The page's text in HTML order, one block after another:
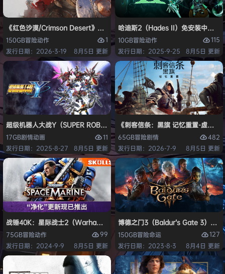
《红色沙漠/Crimson Desert》免安装中文版
150GB冒险动作
1
发行日期：2026-3-19
8月5日 更新
哈迪斯2（Hades II）免安装中文版
10GB冒险动作
115
发行日期：2025-9-25
8月5日 更新
超级机器人大战Y（SUPER ROBOT WARS Y）免安装中文版
17GB剧情动画
11
发行日期：2025-8-27
8月5日 更新
《刺客信条：黑旗 记忆重置-虚拟
65GB冒险剧情
482
发行日期：2026-7-9
8月5日 更新
战锤40K：星际战士2（Warhammer 40,000: Space Marine 2）免安装
75GB冒险动作
99
发行日期：2024-9-9
8月5日 更新
博德之门3（Baldur’s Gate 3）免安
150GB冒险命运
127
发行日期：2023-8-3
8月4日 更新